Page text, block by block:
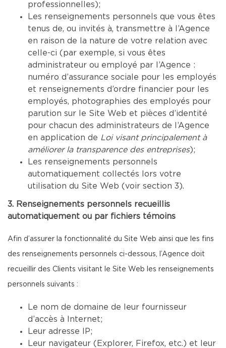
professionnelles);
Les renseignements personnels que vous êtes
tenus de, ou invités à, transmettre à l’Agence
en raison de la nature de votre relation avec
celle-ci (par exemple, si vous êtes
administrateur ou employé par l’Agence :
numéro d’assurance sociale pour les employés
et renseignements d’ordre financier pour les
employés, photographies des employés pour
parution sur le Site Web et pièces d’identité
pour chacun des administrateurs de l’Agence
en application de Loi visant principalement à
améliorer la transparence des entreprises);
Les renseignements personnels
automatiquement collectés lors votre
utilisation du Site Web (voir section 3).
3. Renseignements personnels recueillis
automatiquement ou par fichiers témoins
Afin d’assurer la fonctionnalité du Site Web ainsi que les fins
des renseignements personnels ci-dessous, l’Agence doit
recueillir des Clients visitant le Site Web les renseignements
personnels suivants :
Le nom de domaine de leur fournisseur
d’accès à Internet;
Leur adresse IP;
Leur navigateur (Explorer, Firefox, etc.) et leur